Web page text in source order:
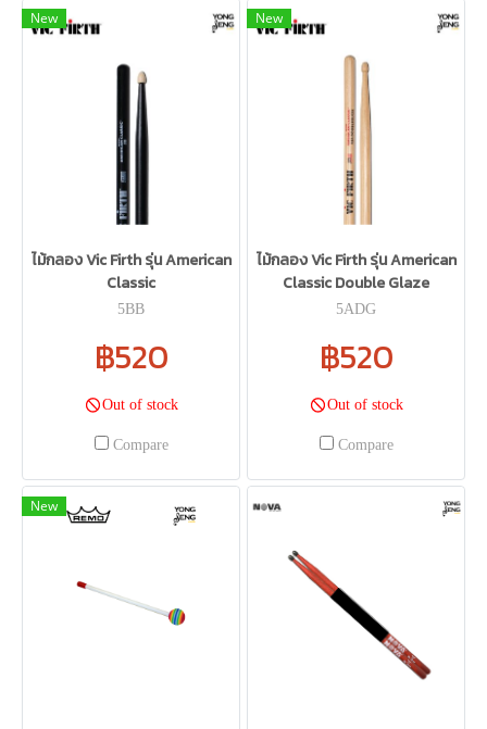
New
ไม้กลอง Vic Firth รุ่น American
Classic
5BB
฿520
Out of stock
Compare
New
ไม้กลอง Vic Firth รุ่น American
Classic Double Glaze
5ADG
฿520
Out of stock
Compare
New